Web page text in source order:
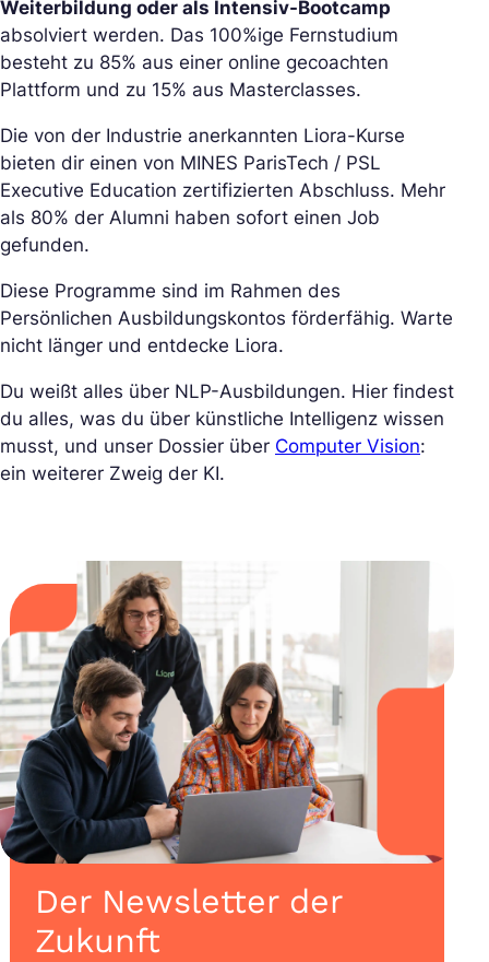
Weiterbildung oder als Intensiv-Bootcamp
absolviert werden. Das 100%ige Fernstudium
besteht zu 85% aus einer online gecoachten
Plattform und zu 15% aus Masterclasses.
Die von der Industrie anerkannten Liora-Kurse
bieten dir einen von MINES ParisTech / PSL
Executive Education zertifizierten Abschluss. Mehr
als 80% der Alumni haben sofort einen Job
gefunden.
Diese Programme sind im Rahmen des
Persönlichen Ausbildungskontos förderfähig. Warte
nicht länger und entdecke Liora.
Du weißt alles über NLP-Ausbildungen. Hier findest
du alles, was du über künstliche Intelligenz wissen
musst, und unser Dossier über Computer Vision:
ein weiterer Zweig der KI.
Der Newsletter der
Zukunft